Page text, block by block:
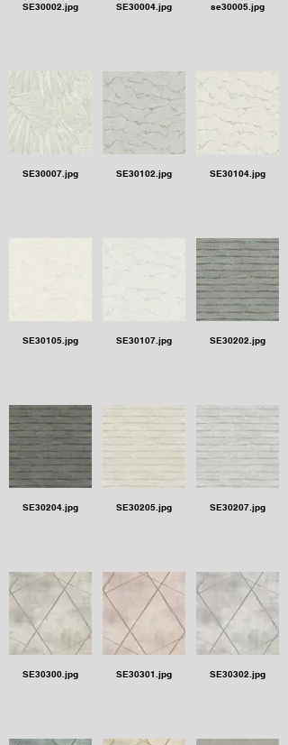
SE30002.jpg SE30004.jpg se30005.jpg
SE30007.jpg SE30102.jpg SE30104.jpg
SE30105.jpg SE30107.jpg SE30202.jpg
SE30204.jpg SE30205.jpg SE30207.jpg
SE30300.jpg SE30301.jpg SE30302.jpg